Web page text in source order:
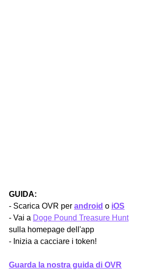
GUIDA:
- Scarica OVR per android o iOS
- Vai a Doge Pound Treasure Hunt
sulla homepage dell'app
- Inizia a cacciare i token!
Guarda la nostra guida di OVR